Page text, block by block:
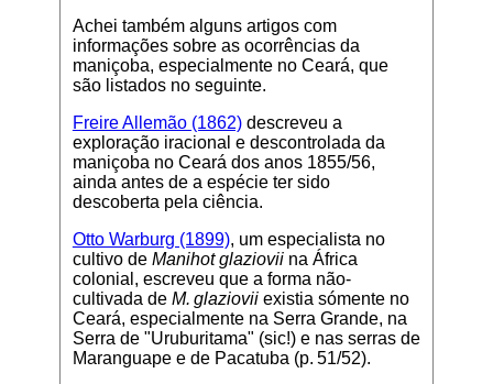
Achei também alguns artigos com
informações sobre as ocorrências da
maniçoba, especialmente no Ceará, que
são listados no seguinte.
Freire Allemão (1862)descreveu a
exploração iracional e descontrolada da
maniçoba no Ceará dos anos 1855/56,
ainda antes de a espécie ter sido
descoberta pela ciência.
Otto Warburg (1899), um especialista no
cultivo de Manihot glazioviina África
colonial, escreveu que a forma não-
cultivada de M. glazioviiexistia sómente no
Ceará, especialmente na Serra Grande, na
Serra de "Uruburitama" (sic!) e nas serras de
Maranguape e de Pacatuba (p. 51/52).